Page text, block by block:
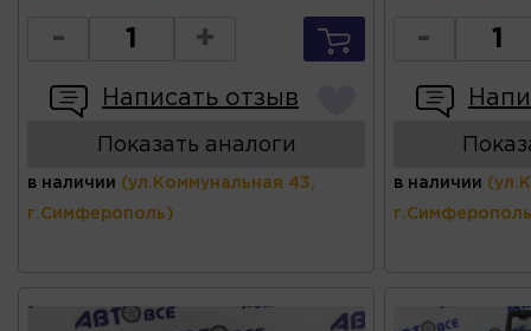
- +
Написать отзыв
Показать аналоги
в наличии (ул.Коммунальная 43,
г.Симферополь)
-
в наличии